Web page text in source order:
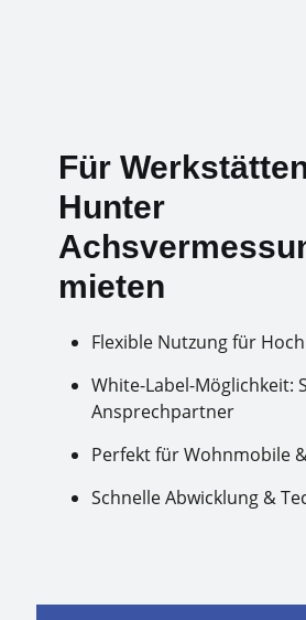
Für
Hunter
mieten
Flexible Nutzung für
White-Label-Möglichkeit:
Ansprechpartner
Perfekt für Wohnmobile
Schnelle Abwicklung &